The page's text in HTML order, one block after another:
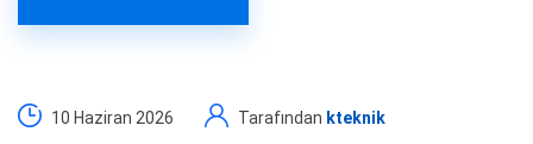
10 Haziran 2026 Tarafından kteknik